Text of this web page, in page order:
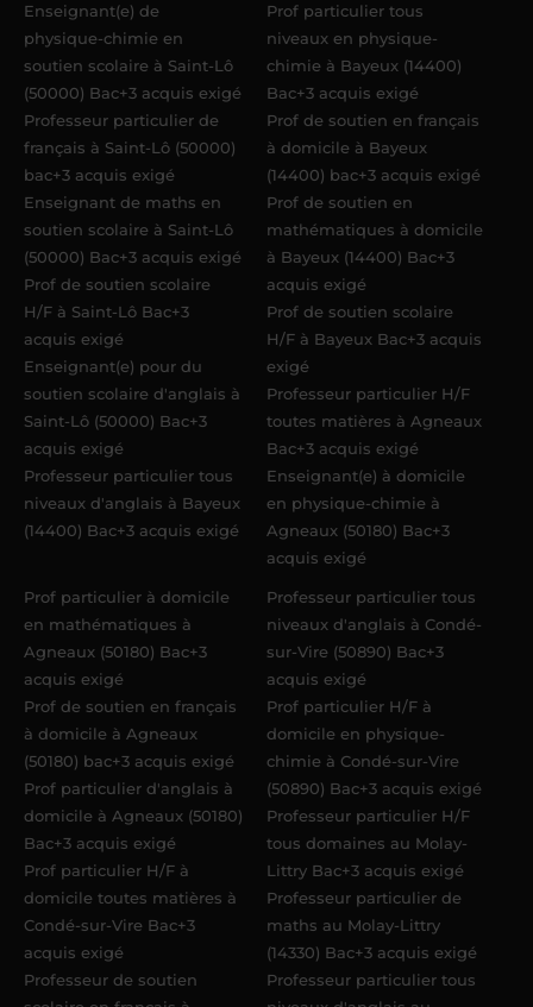
Acadomia.
Enseignant(e) de
physique-chimie en
soutien scolaire à Saint-Lô
(50000) Bac+3 acquis exigé
Professeur particulier de
français à Saint-Lô (50000)
bac+3 acquis exigé
Enseignant de maths en
soutien scolaire à Saint-Lô
(50000) Bac+3 acquis exigé
Prof de soutien scolaire
H/F à Saint-Lô Bac+3
acquis exigé
Enseignant(e) pour du
soutien scolaire d'anglais à
Saint-Lô (50000) Bac+3
acquis exigé
Professeur particulier tous
niveaux d'anglais à Bayeux
(14400) Bac+3 acquis exigé
Prof particulier tous
niveaux en physique-
chimie à Bayeux (14400)
Bac+3 acquis exigé
Prof de soutien en français
à domicile à Bayeux
(14400) bac+3 acquis exigé
Prof de soutien en
mathématiques à domicile
à Bayeux (14400) Bac+3
acquis exigé
Prof de soutien scolaire
H/F à Bayeux Bac+3 acquis
exigé
Professeur particulier H/F
toutes matières à Agneaux
Bac+3 acquis exigé
Enseignant(e) à domicile
en physique-chimie à
Agneaux (50180) Bac+3
acquis exigé
Prof particulier à domicile
en mathématiques à
Agneaux (50180) Bac+3
acquis exigé
Prof de soutien en français
à domicile à Agneaux
(50180) bac+3 acquis exigé
Prof particulier d'anglais à
domicile à Agneaux (50180)
Bac+3 acquis exigé
Prof particulier H/F à
domicile toutes matières à
Condé-sur-Vire Bac+3
acquis exigé
Professeur de soutien
Professeur particulier tous
niveaux d'anglais à Condé-
sur-Vire (50890) Bac+3
acquis exigé
Prof particulier H/F à
domicile en physique-
chimie à Condé-sur-Vire
(50890) Bac+3 acquis exigé
Professeur particulier H/F
tous domaines au Molay-
Littry Bac+3 acquis exigé
Professeur particulier de
maths au Molay-Littry
(14330) Bac+3 acquis exigé
Professeur particulier tous